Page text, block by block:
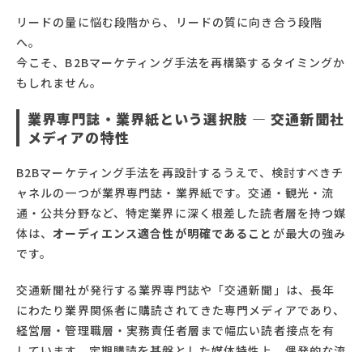
リードの量に悩む段階から、リードの質に向き合う段階
へ。
今こそ、B2Bマーケティング手法を再構築するタイミングか
もしれません。
業界専門誌・業界紙という選択肢 ― 交通新聞社
メディアの特性
B2Bマーケティング手法を再設計するうえで、検討すべきチ
ャネルの一つが業界専門誌・業界紙です。交通・観光・流
通・公共分野など、特定業界に深く根差した読者層を持つ媒
体は、オーディエンス適合性が明確であること が最大の強み
です。
交通新聞社が発行する業界専門誌や「交通新聞」は、長年
にわたり業界関係者に購読されてきた専門メディアであり、
経営層・管理職層・実務責任者層まで幅広い読者接点を有